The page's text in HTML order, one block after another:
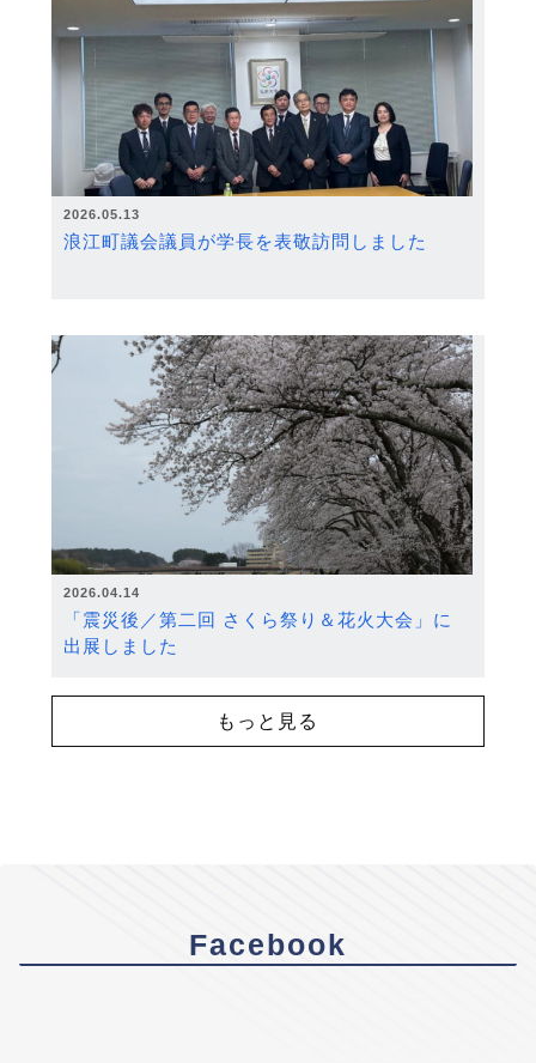
2026.05.13
浪江町議会議員が学長を表敬訪問しました
2026.04.14
「震災後／第二回 さくら祭り＆花火大会」に
出展しました
もっと見る
Facebook